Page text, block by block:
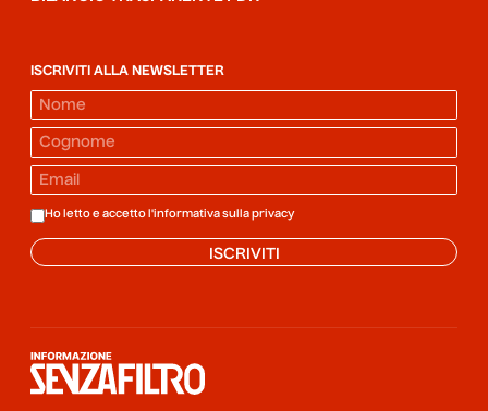
ISCRIVITI ALLA NEWSLETTER
Ho letto e accetto l'informativa sulla privacy
ISCRIVITI